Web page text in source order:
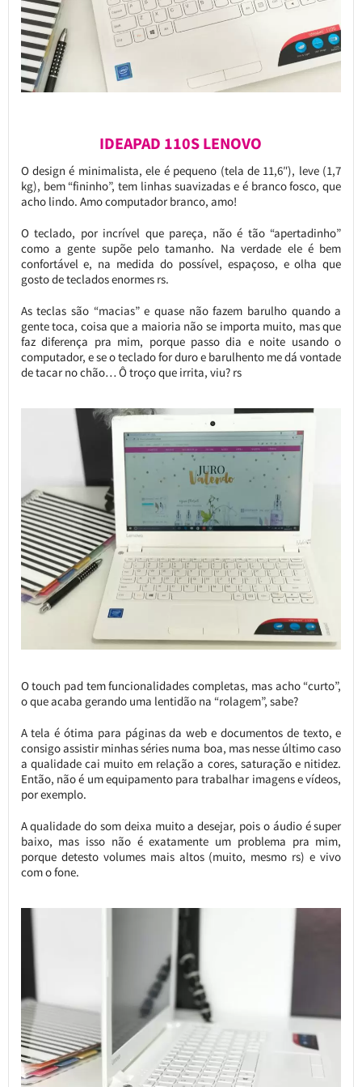
IDEAPAD 110S LENOVO
O design é minimalista, ele é pequeno (tela de 11,6″), leve (1,7
kg), bem “fininho”, tem linhas suavizadas e é branco fosco, que
acho lindo. Amo computador branco, amo!
O teclado, por incrível que pareça, não é tão “apertadinho”
como a gente supõe pelo tamanho. Na verdade ele é bem
confortável e, na medida do possível, espaçoso, e olha que
gosto de teclados enormes rs.
As teclas são “macias” e quase não fazem barulho quando a
gente toca, coisa que a maioria não se importa muito, mas que
faz diferença pra mim, porque passo dia e noite usando o
computador, e se o teclado for duro e barulhento me dá vontade
de tacar no chão… Ô troço que irrita, viu? rs
O touch pad tem funcionalidades completas, mas acho “curto”,
o que acaba gerando uma lentidão na “rolagem”, sabe?
A tela é ótima para páginas da web e documentos de texto, e
consigo assistir minhas séries numa boa, mas nesse último caso
a qualidade cai muito em relação a cores, saturação e nitidez.
Então, não é um equipamento para trabalhar imagens e vídeos,
por exemplo.
A qualidade do som deixa muito a desejar, pois o áudio é super
baixo, mas isso não é exatamente um problema pra mim,
porque detesto volumes mais altos (muito, mesmo rs) e vivo
com o fone.